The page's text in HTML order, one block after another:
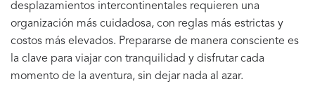
desplazamientos intercontinentales requieren una
organización más cuidadosa, con reglas más estrictas y
costos más elevados. Prepararse de manera consciente es
la clave para viajar con tranquilidad y disfrutar cada
momento de la aventura, sin dejar nada al azar.